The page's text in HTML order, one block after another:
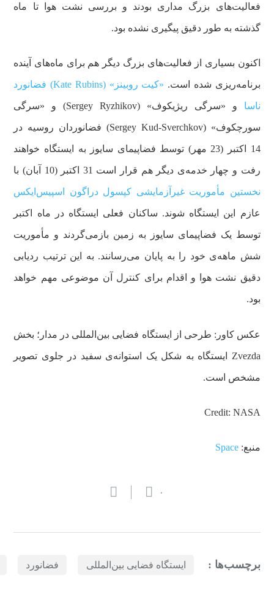
فعالیت‌های بزرگ مداری بودند و بررسی نشت هوا تا ماه
گذشته به طور دقیق پیگیری نشده بود.
اکنون بسیاری از فعالیت‌های بزرگ دیگر هم برای ماه‌های آینده
برنامه‌ریزی شده است. «کیت روبینز» (Kate Rubins) فضانورد
ناسا و «سرگی ریژیکوف» (Sergey Ryzhikov) و «سرگی
سورچکوف» (Sergey Kud-Sverchkov) فضانوردان روسیه در
14 اکتبر (23 مهر) توسط فضاپیمای سایوز به ایستگاه خواهند
رفت و چهار خدمه‌ی دیگر هم قرار است 31 اکتبر (10 آبان) با
نخستین مأموریت غیرآزمایشی کپسول دراگون اسپیس‌ایکس
عازم این ایستگاه شوند. ساکنان فعلی ایستگاه در ماه اکتبر
توسط یک فضاپیمای سایوز به زمین بازمی‌گردند و مأموریت
شش ماهه‌ی خود را به پایان می‌رسانند. به این ترتیب ردیابی
دقیق نشت هوا و اقدام برای کنترل آن موضوعی مهم خواهد
بود.
عکس کاور: طرحی از ایستگاه فضایی بین‌المللی در مدار؛ بخش
Zvezda ایستگاه به شکل یک استوانه‌ی سفید در جلوی تصویر
مشخص است.
Credit: NASA
منبع:Space
۰
برچسب‌ها : ایستگاه فضایی بین‌المللی فضانورد